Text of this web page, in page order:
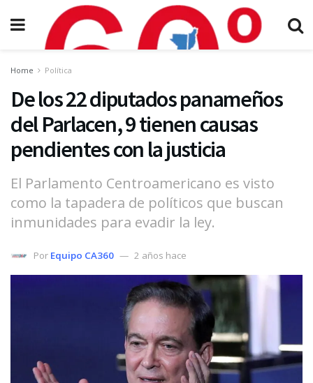
Home Política
De los 22 diputados panameños
del Parlacen, 9 tienen causas
pendientes con la justicia
El Parlamento Centroamericano es visto
como la tapadera de políticos que buscan
inmunidades para evadir la ley.
Por Equipo CA360 2 años hace